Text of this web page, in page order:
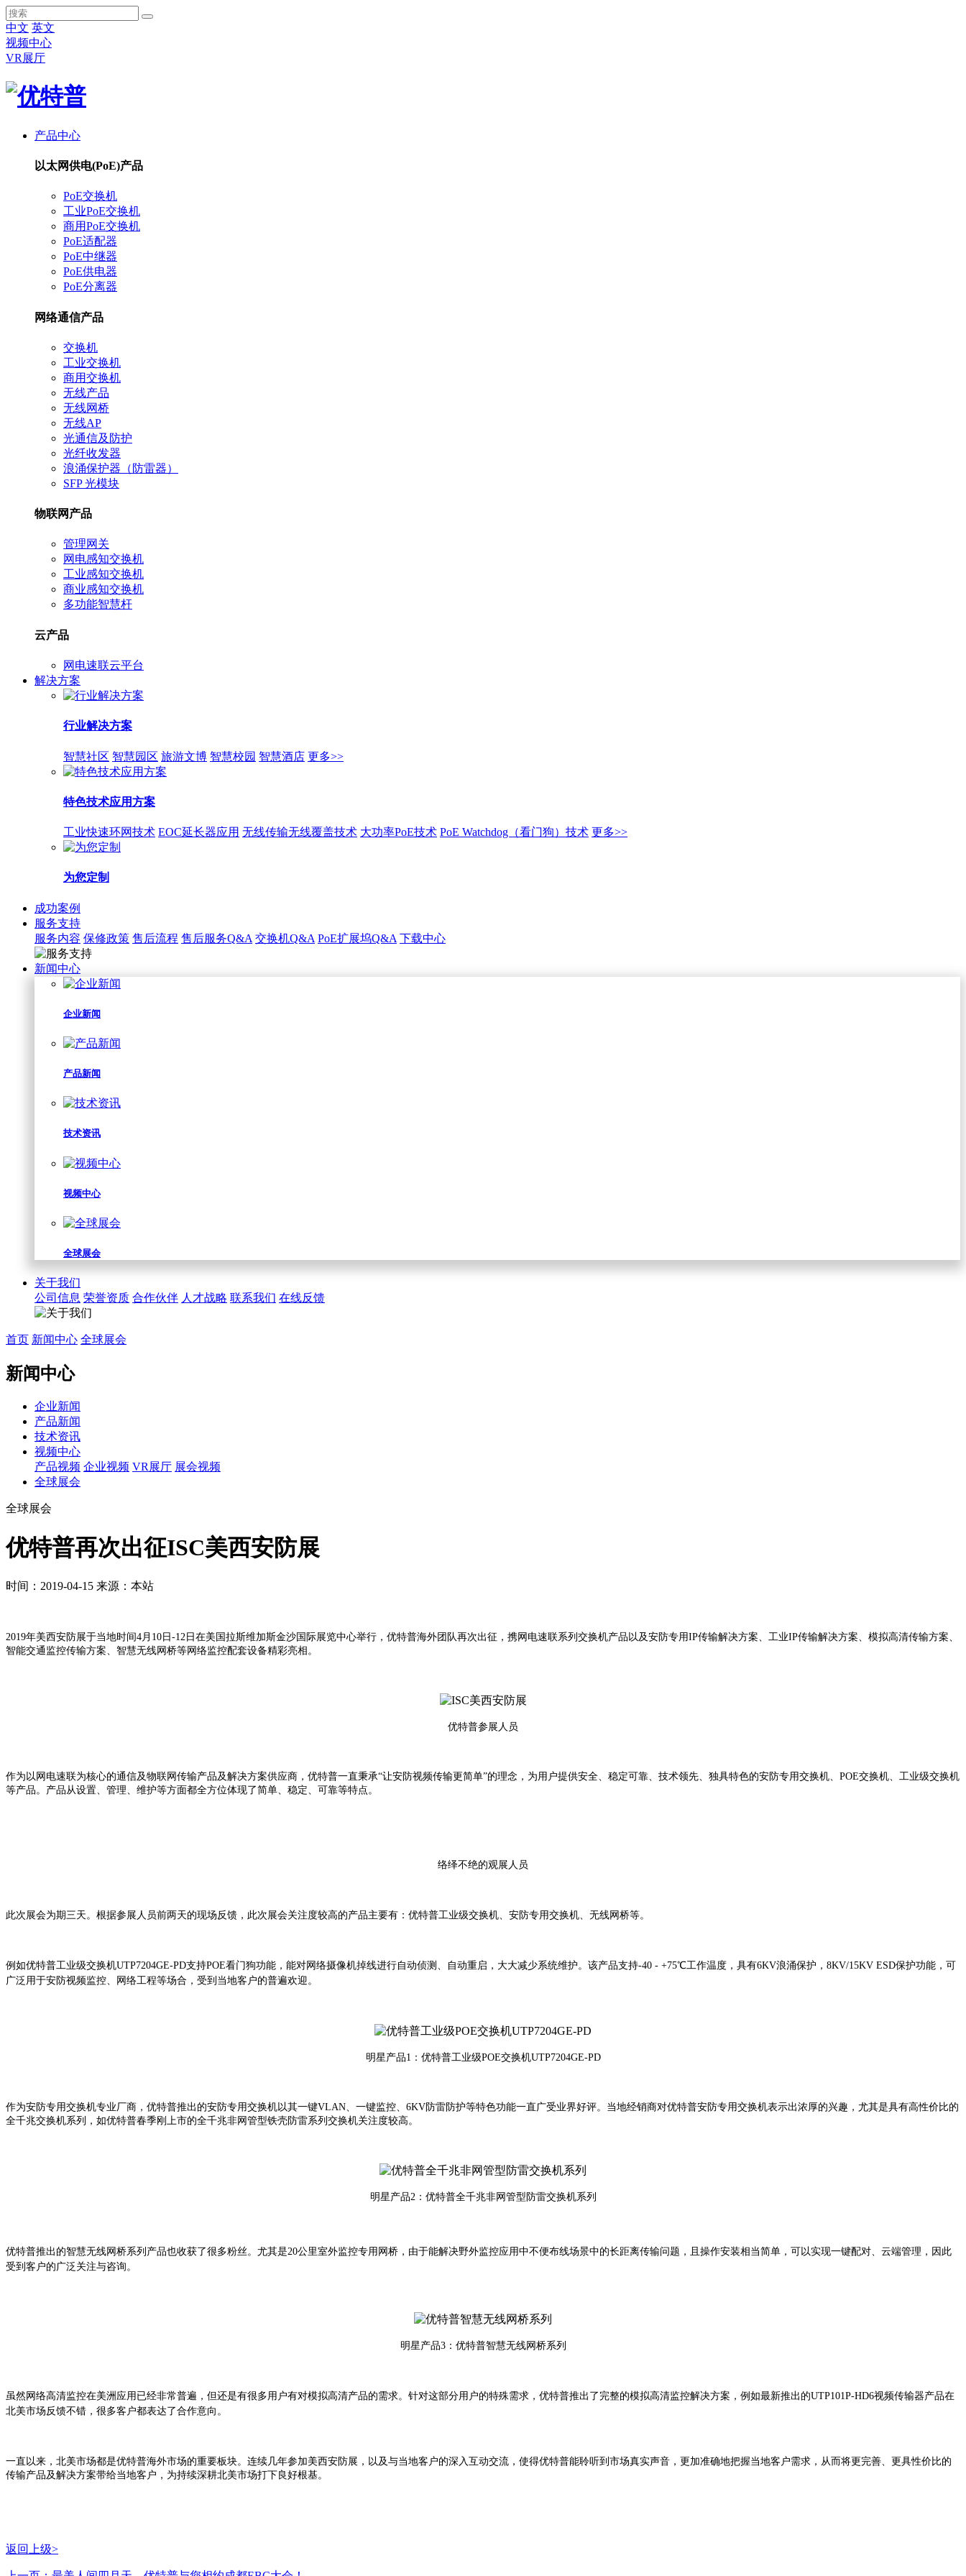
中文 英文
视频中心
VR展厅
产品中心
以太网供电(PoE)产品
PoE交换机
工业PoE交换机
商用PoE交换机
PoE适配器
PoE中继器
PoE供电器
PoE分离器
网络通信产品
交换机
工业交换机
商用交换机
无线产品
无线网桥
无线AP
光通信及防护
光纤收发器
浪涌保护器（防雷器）
SFP 光模块
物联网产品
管理网关
网电感知交换机
工业感知交换机
商业感知交换机
多功能智慧杆
云产品
网电速联云平台
解决方案
行业解决方案
智慧社区 智慧园区 旅游文博 智慧校园 智慧酒店 更多>>
特色技术应用方案
工业快速环网技术 EOC延长器应用 无线传输无线覆盖技术 大功率PoE技术 PoE Watchdog（看门狗）技术 更多>>
为您定制
成功案例
服务支持
服务内容 保修政策 售后流程 售后服务Q&A 交换机Q&A PoE扩展坞Q&A 下载中心
新闻中心
企业新闻
产品新闻
技术资讯
视频中心
全球展会
关于我们
公司信息 荣誉资质 合作伙伴 人才战略 联系我们 在线反馈
首页 新闻中心 全球展会
新闻中心
企业新闻
产品新闻
技术资讯
视频中心
产品视频 企业视频 VR展厅 展会视频
全球展会
全球展会
优特普再次出征ISC美西安防展
时间：2019-04-15 来源：本站
2019年美西安防展于当地时间4月10日-12日在美国拉斯维加斯金沙国际展览中心举行，优特普海外团队再次出征，携网电速联系列交换机产品以及安防专用IP传输解决方案、工业IP传输解决方案、模拟高清传输方案、
智能交通监控传输方案、智慧无线网桥等网络监控配套设备精彩亮相。
优特普参展人员
作为以网电速联为核心的通信及物联网传输产品及解决方案供应商，优特普一直秉承“让安防视频传输更简单”的理念，为用户提供安全、稳定可靠、技术领先、独具特色的安防专用交换机、POE交换机、工业级交换机
等产品。产品从设置、管理、维护等方面都全方位体现了简单、稳定、可靠等特点。
络绎不绝的观展人员
此次展会为期三天。根据参展人员前两天的现场反馈，此次展会关注度较高的产品主要有：优特普工业级交换机、安防专用交换机、无线网桥等。
例如优特普工业级交换机UTP7204GE-PD支持POE看门狗功能，能对网络摄像机掉线进行自动侦测、自动重启，大大减少系统维护。该产品支持-40 - +75℃工作温度，具有6KV浪涌保护，8KV/15KV ESD保护功能，可
广泛用于安防视频监控、网络工程等场合，受到当地客户的普遍欢迎。
明星产品1：优特普工业级POE交换机UTP7204GE-PD
作为安防专用交换机专业厂商，优特普推出的安防专用交换机以其一键VLAN、一键监控、6KV防雷防护等特色功能一直广受业界好评。当地经销商对优特普安防专用交换机表示出浓厚的兴趣，尤其是具有高性价比的
全千兆交换机系列，如优特普春季刚上市的全千兆非网管型铁壳防雷系列交换机关注度较高。
明星产品2：优特普全千兆非网管型防雷交换机系列
优特普推出的智慧无线网桥系列产品也收获了很多粉丝。尤其是20公里室外监控专用网桥，由于能解决野外监控应用中不便布线场景中的长距离传输问题，且操作安装相当简单，可以实现一键配对、云端管理，因此
受到客户的广泛关注与咨询。
明星产品3：优特普智慧无线网桥系列
虽然网络高清监控在美洲应用已经非常普遍，但还是有很多用户有对模拟高清产品的需求。针对这部分用户的特殊需求，优特普推出了完整的模拟高清监控解决方案，例如最新推出的UTP101P-HD6视频传输器产品在
北美市场反馈不错，很多客户都表达了合作意向。
一直以来，北美市场都是优特普海外市场的重要板块。连续几年参加美西安防展，以及与当地客户的深入互动交流，使得优特普能聆听到市场真实声音，更加准确地把握当地客户需求，从而将更完善、更具性价比的
传输产品及解决方案带给当地客户，为持续深耕北美市场打下良好根基。
返回上级>